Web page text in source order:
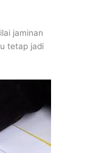
jaminan
tetap jadi